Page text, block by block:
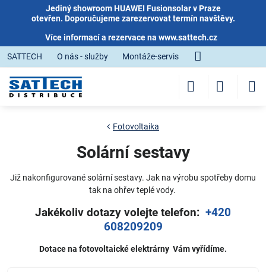
Jediný showroom HUAWEI Fusionsolar v Praze
otevřen. Doporučujeme zarezervovat termín navštěvy.
Více informací a rezervace na www.sattech.cz
SATTECH
O nás - služby Montáže-servis
Fotovoltaika
Solární sestavy
Již nakonfigurované solární sestavy. Jak na výrobu spotřeby domu
tak na ohřev teplé vody.
Jakékoliv dotazy volejte telefon: +420
608209209
Dotace na fotovoltaické elektrárny Vám vyřídíme.